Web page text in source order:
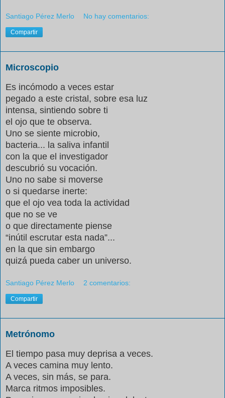
Santiago Pérez Merlo No hay comentarios:
Compartir
Microscopio
Es incómodo a veces estar
pegado a este cristal, sobre esa luz
intensa, sintiendo sobre ti
el ojo que te observa.
Uno se siente microbio,
bacteria... la saliva infantil
con la que el investigador
descubrió su vocación.
Uno no sabe si moverse
o si quedarse inerte:
que el ojo vea toda la actividad
que no se ve
o que directamente piense
“inútil escrutar esta nada”...
en la que sin embargo
quizá pueda caber un universo.
Santiago Pérez Merlo 2 comentarios:
Compartir
Metrónomo
El tiempo pasa muy deprisa a veces.
A veces camina muy lento.
A veces, sin más, se para.
Marca ritmos imposibles.